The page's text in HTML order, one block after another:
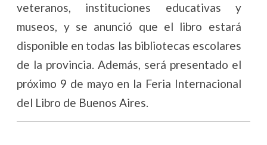
veteranos, instituciones educativas y
museos, y se anunció que el libro estará
disponible en todas las bibliotecas escolares
de la provincia. Además, será presentado el
próximo 9 de mayo en la Feria Internacional
del Libro de Buenos Aires.